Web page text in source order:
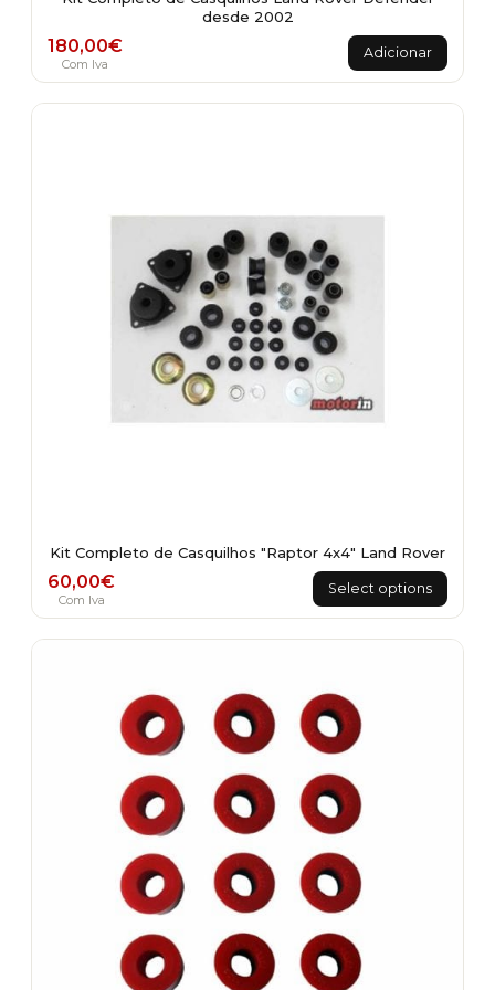
desde 2002
180,00€
Com Iva
Adicionar
Kit Completo de Casquilhos "Raptor 4x4" Land Rover
60,00€
Com Iva
Select options